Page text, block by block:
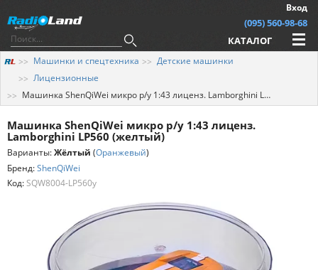
Вход
(095) 560-98-68
КАТАЛОГ
Машинки и спецтехника
Детские машинки
Лицензионные
Машинка ShenQiWei микро р/у 1:43 лиценз. Lamborghini LP560 (желтый)
Машинка ShenQiWei микро р/у 1:43 лиценз.
Lamborghini LP560 (желтый)
Варианты:Жёлтый (Оранжевый)
Бренд:ShenQiWei
Код:SQW8004-LP560y